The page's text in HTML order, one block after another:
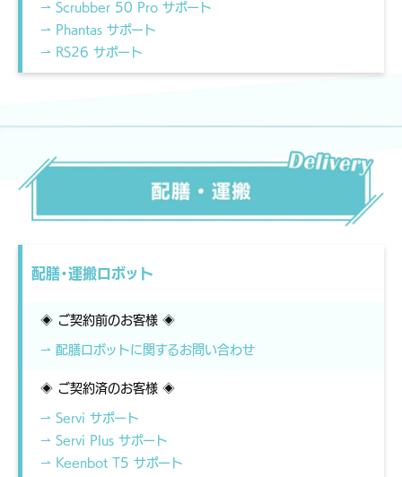
⇀ Scrubber 50 Pro サポート
⇀ Phantas サポート
⇀ RS26 サポート
配膳・運搬ロボット
◈ ご契約前のお客様 ◈
⇀ 配膳ロボットに関するお問い合わせ
◈ ご契約済のお客様 ◈
⇀ Servi サポート
⇀ Servi Plus サポート
⇀ Keenbot T5 サポート